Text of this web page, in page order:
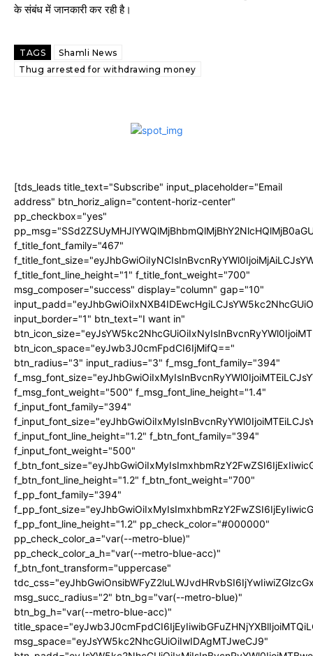
के संबंध में जानकारी कर रही है।
TAGS
Shamli News
Thug arrested for withdrawing money
[tds_leads title_text="Subscribe" input_placeholder="Email
address" btn_horiz_align="content-horiz-center"
pp_checkbox="yes"
f_title_font_family="467"
f_title_font_line_height="1" f_title_font_weight="700"
msg_composer="success" display="column" gap="10"
input_border="1" btn_text="I want in"
btn_icon_space="eyJwb3J0cmFpdCI6IjMifQ=="
btn_radius="3" input_radius="3" f_msg_font_family="394"
f_msg_font_weight="500" f_msg_font_line_height="1.4"
f_input_font_family="394"
f_input_font_line_height="1.2" f_btn_font_family="394"
f_input_font_weight="500"
f_btn_font_line_height="1.2" f_btn_font_weight="700"
f_pp_font_family="394"
f_pp_font_line_height="1.2" pp_check_color="#000000"
pp_check_color_a="var(--metro-blue)"
pp_check_color_a_h="var(--metro-blue-acc)"
f_btn_font_transform="uppercase"
msg_succ_radius="2" btn_bg="var(--metro-blue)"
btn_bg_h="var(--metro-blue-acc)"
msg_space="eyJsYW5kc2NhcGUiOiIwIDAgMTJweCJ9"